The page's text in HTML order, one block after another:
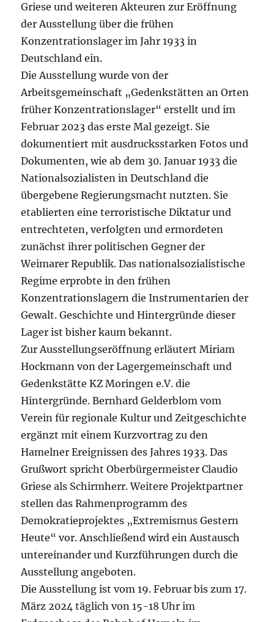
Griese und weiteren Akteuren zur Eröffnung
der Ausstellung über die frühen
Konzentrationslager im Jahr 1933 in
Deutschland ein.
Die Ausstellung wurde von der
Arbeitsgemeinschaft „Gedenkstätten an Orten
früher Konzentrationslager“ erstellt und im
Februar 2023 das erste Mal gezeigt. Sie
dokumentiert mit ausdrucksstarken Fotos und
Dokumenten, wie ab dem 30. Januar 1933 die
Nationalsozialisten in Deutschland die
übergebene Regierungsmacht nutzten. Sie
etablierten eine terroristische Diktatur und
entrechteten, verfolgten und ermordeten
zunächst ihrer politischen Gegner der
Weimarer Republik. Das nationalsozialistische
Regime erprobte in den frühen
Konzentrationslagern die Instrumentarien der
Gewalt. Geschichte und Hintergründe dieser
Lager ist bisher kaum bekannt.
Zur Ausstellungseröffnung erläutert Miriam
Hockmann von der Lagergemeinschaft und
Gedenkstätte KZ Moringen e.V. die
Hintergründe. Bernhard Gelderblom vom
Verein für regionale Kultur und Zeitgeschichte
ergänzt mit einem Kurzvortrag zu den
Hamelner Ereignissen des Jahres 1933. Das
Grußwort spricht Oberbürgermeister Claudio
Griese als Schirmherr. Weitere Projektpartner
stellen das Rahmenprogramm des
Demokratieprojektes „Extremismus Gestern
Heute“ vor. Anschließend wird ein Austausch
untereinander und Kurzführungen durch die
Ausstellung angeboten.
Die Ausstellung ist vom 19. Februar bis zum 17.
März 2024 täglich von 15-18 Uhr im